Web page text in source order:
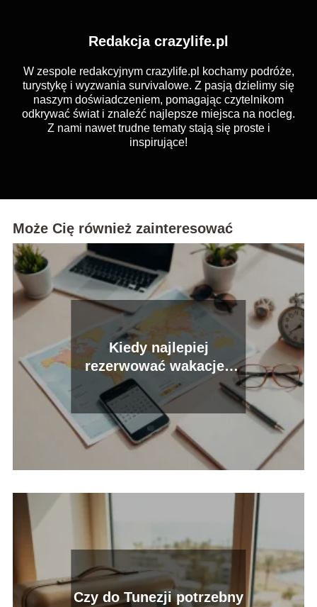
Redakcja crazylife.pl
W zespole redakcyjnym crazylife.pl kochamy podróże,
turystykę i wyzwania survivalowe. Z pasją dzielimy się
naszym doświadczeniem, pomagając czytelnikom
odkrywać świat i znaleźć najlepsze miejsca na nocleg.
Z nami nawet trudne tematy stają się proste i
inspirujące!
Może Cię również zainteresować
Kiedy najlepiej
rezerwować wakacje?
Poznaj najważniejsze
zasady!
Czy do Tunezji potrzebny